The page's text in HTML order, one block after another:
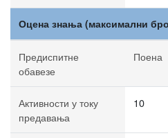
Оцена знања (максимални
Предиспитне
обавезе
Поена
Активности у току
предавања
10